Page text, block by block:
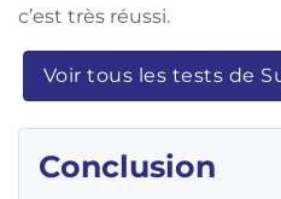
c’est très réussi.
Voir tous les tests de
Conclusion